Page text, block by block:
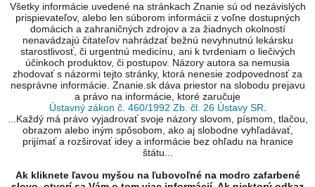
Všetky informácie uvedené na stránkach Znanie sú od nezávislých
prispievateľov, alebo len súborom informácii z voľne dostupných
domácich a zahraničných zdrojov a za žiadnych okolností
nenavádzajú čitateľov nahrádzať bežnú nevyhnutnú lekársku
starostlivosť, či urgentnú medicínu, ani k tvrdeniam o liečivých
účinkoch produktov, či postupov. Názory autora sa nemusia
zhodovať s názormi tejto stránky, ktorá nenesie zodpovednosť za
nesprávne informácie. Znanie.sk dáva priestor na slobodu prejavu
a právo na informácie, ktoré zaručuje
Ústavný zákon č. 460/1992 Zb. čl. 26 Ústavy SR.
...Každý má právo vyjadrovať svoje názory slovom, písmom, tlačou,
obrazom alebo iným spôsobom, ako aj slobodne vyhľadávať,
prijímať a rozširovať idey a informácie bez ohľadu na hranice
štátu...
Ak kliknete ľavou myšou na ľubovoľné na modro zafarbené